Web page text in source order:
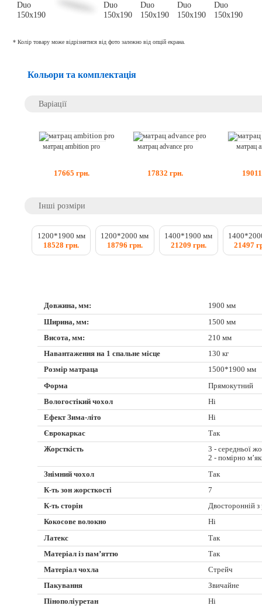
* Колір товару може відрізнятися від фото залежно від опцій екрана.
Кольори та комплектація
Варіації
матрац ambition pro
17665 грн.
матрац advance pro
17832 грн.
матрац
19011
Інші розміри
1200*1900 мм
18528 грн.
1200*2000 мм
18796 грн.
1400*1900 мм
21209 грн.
21497
Довжина, мм:
1900 мм
Ширина, мм:
1500 мм
Висота, мм:
210 мм
Навантаження на 1 спальне місце
130 кг
Розмір матраца
1500*1900 мм
Форма
Прямокутний
Вологостікий чохол
Ні
Ефект Зима-літо
Ні
Єврокаркас
Так
Жорсткість
3 - середньої
2 - помірно
Знімний чохол
Так
К-ть зон жорсткості
7
К-ть сторін
Двосторонній з
Кокосове волокно
Ні
Латекс
Так
Матеріал із пам’яттю
Так
Матеріал чохла
Стрейч
Пакування
Звичайне
Пінополіуретан
Ні